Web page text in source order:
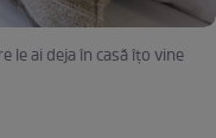
le ai deja în casă îțo vine